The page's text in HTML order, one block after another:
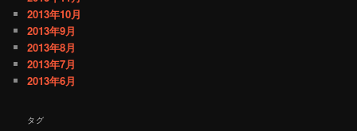
2013年10月
2013年9月
2013年8月
2013年7月
2013年6月
タグ